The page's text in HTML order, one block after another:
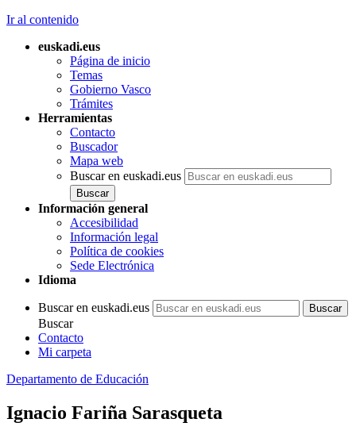
Ir al contenido
euskadi.eus
Página de inicio
Temas
Gobierno Vasco
Trámites
Herramientas
Contacto
Buscador
Mapa web
Buscar en euskadi.eus
Información general
Accesibilidad
Información legal
Política de cookies
Sede Electrónica
Idioma
Buscar en euskadi.eus
Buscar
Contacto
Mi carpeta
Departamento de Educación
Ignacio Fariña Sarasqueta